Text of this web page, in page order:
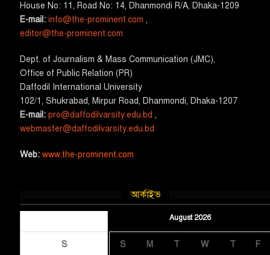
House No: 11, Road No: 14, Dhanmondi R/A, Dhaka-1209
E-mail:info@the-prominent.com ,
editor@the-prominent.com
​Dept. of Journalism & Mass Communication (JMC)​,
Office of Public Relation (PR)
​Daffodil International University
102/1, Shukrabad, Mirpur Road, Dhanmondi, Dhaka-1207
E-mail:pro@daffodilvarsity.edu.bd ,
webmaster@daffodilvarsity.edu.bd
Web:www.the-prominent.com
আর্কাইভ
August 2026
S M T W T F
S